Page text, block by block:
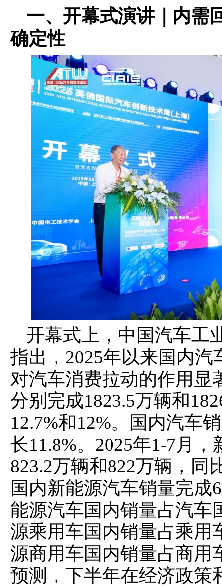
一、开幕式演讲｜内需
确定性
开幕式上，中国汽车工
指出，2025年以来国内
对汽车消费拉动的作用显
分别完成1823.5万辆和
12.7%和12%。国内汽车
长11.8%。2025年1-7月
823.2万辆和822万辆，同
国内新能源汽车销量完成
能源汽车国内销量占汽车
源乘用车国内销量占乘用
源商用车国内销量占商用
预测，下半年在经济政策